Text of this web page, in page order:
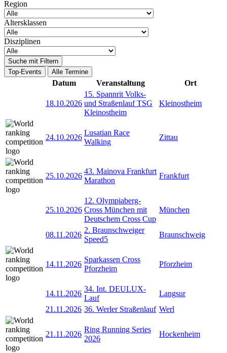
Region
Altersklassen
Disziplinen
Suche mit Filtern
Top-Events
Alle Termine
Datum Veranstaltung Ort
18.10.2026
15. Spannrit Volks-
und Straßenlauf TSG
Kleinostheim
Kleinostheim
24.10.2026
Lusatian Race
Walking
Zittau
25.10.2026
43. Mainova Frankfurt
Marathon
Frankfurt
25.10.2026
12. Olympiaberg-
Cross München mit
Deutschem Cross Cup
München
08.11.2026
2. Braunschweiger
Speed5
Braunschweig
14.11.2026
Sparkassen Cross
Pforzheim
Pforzheim
14.11.2026
34. Int. DEULUX-
Lauf
Langsur
21.11.2026 36. Werler Straßenlauf Werl
21.11.2026
Ring Running Series
2026
Hockenheim